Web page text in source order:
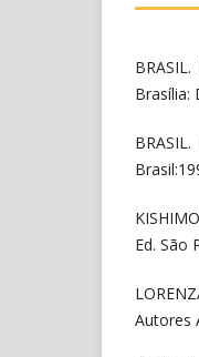
Brasília:
Ed. São
Autores